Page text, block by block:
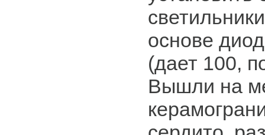
основе
(дает 100,
Вышли на